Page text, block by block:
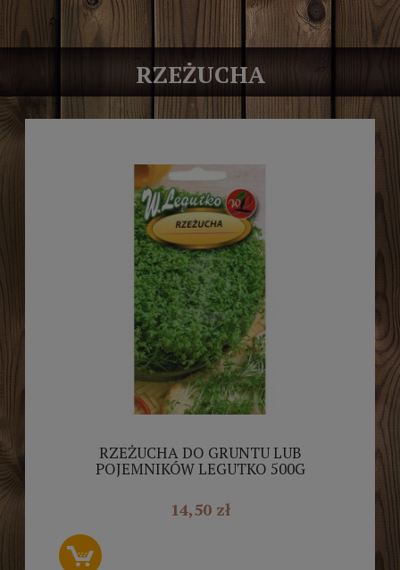
RZEŻUCHA
RZEŻUCHA DO GRUNTU LUB
POJEMNIKÓW LEGUTKO 500G
14,50 zł